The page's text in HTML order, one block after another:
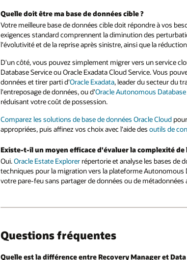
Quelle doit être ma base de données cible ?
Votre meilleure base de données cible doit répondre à vos
exigences standard comprennent la diminution des
l'évolutivité et de la reprise après sinistre, ainsi que la
D'un côté, vous pouvez simplement migrer vers un service
Database Service ou Oracle Exadata Cloud Service. Vous
données et tirer parti d'Oracle Exadata, leader du secteur du
l'entreposage de données, ou d'Oracle Autonomous
réduisant votre coût de possession.
Comparez les solutions de base de données Oracle Cloud
appropriées, puis affinez vos choix avec l'aide desoutils de
Existe-t-il un moyen efficace d'évaluer la complexité
Oui.Oracle Estate Explorer répertorie et analyse les bases de
techniques pour la migration vers la plateforme Autonomous
votre pare-feu sans partager de données ou de métadonnées
Questions fréquentes
Quelle est la différence entre Recovery Manager et